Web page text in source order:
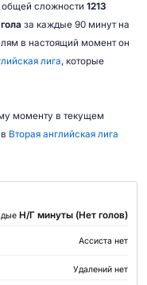
общей сложности 1213
за каждые 90 минут на
в настоящий момент он
лига, которые
моменту в текущем
Вторая английская лига
Н/Г минуты (Нет голов)
Ассиста нет
Удалений нет